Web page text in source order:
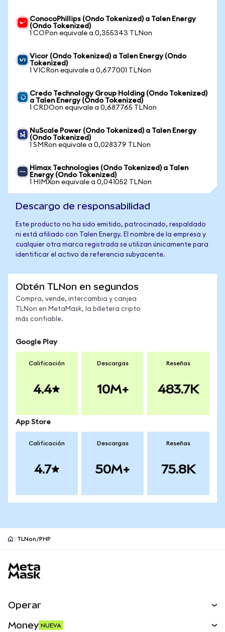
ConocoPhillips (Ondo Tokenized) a Talen Energy
(Ondo Tokenized)
1 COPon equivale a 0,355343 TLNon
Vicor (Ondo Tokenized) a Talen Energy (Ondo
Tokenized)
1 VICRon equivale a 0,677001 TLNon
Credo Technology Group Holding (Ondo Tokenized)
a Talen Energy (Ondo Tokenized)
1 CRDOon equivale a 0,687765 TLNon
NuScale Power (Ondo Tokenized) a Talen Energy
(Ondo Tokenized)
1 SMRon equivale a 0,028379 TLNon
Himax Technologies (Ondo Tokenized) a Talen
Energy (Ondo Tokenized)
1 HIMXon equivale a 0,041052 TLNon
Descargo de responsabilidad
Este producto no ha sido emitido, patrocinado, respaldado
ni está afiliado con Talen Energy. El nombre de la empresa y
cualquier otra marca registrada se utilizan únicamente para
identificar el activo de referencia subyacente.
Obtén TLNon en segundos
Compra, vende, intercambia y canjea
TLNon en MetaMask, la billetera cripto
más confiable.
Google Play
Calificación
4.4
Descargas
10M+
Reseñas
483.7K
App Store
Calificación
4.7
Descargas
50M+
Reseñas
75.8K
TLNon/PHP
Operar
Money NUEVA